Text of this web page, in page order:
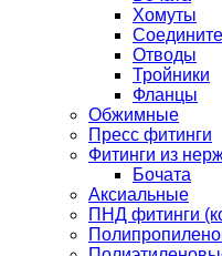
Хомуты
Отводы
Тройники
Фланцы
Обжимные
Пресс фитинги
Фитинги из
Бочата
Аксиальные
ПНД фитинги